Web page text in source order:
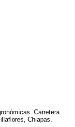
Carretera
Chiapas.